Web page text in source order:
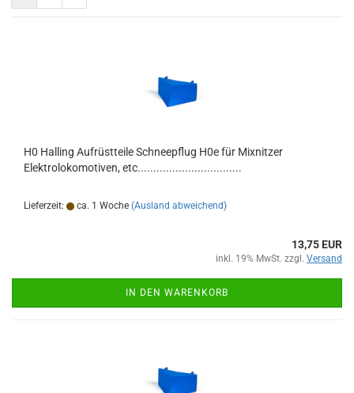
H0 Halling Aufrüstteile Schneepflug H0e für Mixnitzer
Elektrolokomotiven, etc.................................
Lieferzeit: ca. 1 Woche (Ausland abweichend)
13,75 EUR
inkl. 19% MwSt. zzgl. Versand
IN DEN WARENKORB